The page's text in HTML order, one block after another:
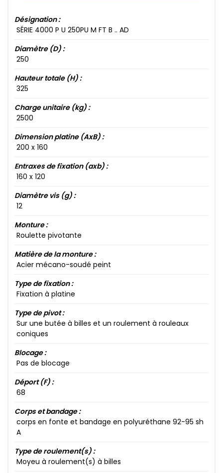
Désignation :
SÉRIE 4000​ P U 250​PU M FT B .. AD
Diamètre (D) :
250​
Hauteur totale (H) :
325​
Charge unitaire (kg) :
2500​
Dimension platine (AxB) :
200​ x 160​
Entraxes de fixation (axb) :
160​ x 120​
Diamètre vis (g) :
12​
Monture :
Roulette pivotante
Matière de la monture :
Acier mécano-soudé peint
Type de fixation :
Fixation à platine
Type de pivot :
Sur une butée à billes et un roulement à rouleaux
coniques
Blocage :
Pas de blocage
Déport (F) :
68​
Corps et bandage :
corps en fonte et bandage en polyuréthane 92​-95​ sh
A
Type de roulement(s) :
Moyeu à roulement(s) à billes